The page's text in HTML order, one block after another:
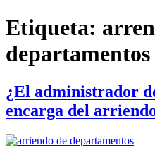
Etiqueta:
departamentos
¿El administrador
encarga del